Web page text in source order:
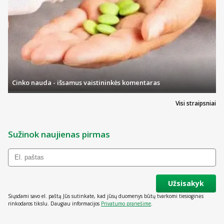
Visi straipsniai
Cinko nauda - išsamus vaistininkės komentaras
Sužinok naujienas pirmas
Užsisakyk
Siųsdami savo el. paštą Jūs sutinkate, kad jūsų duomenys būtų tvarkomi tiesioginės
rinkodaros tikslu. Daugiau informacijos Privatumo pranešime.